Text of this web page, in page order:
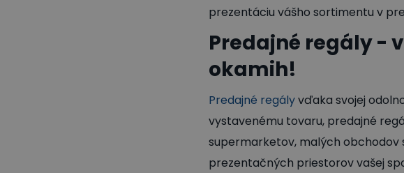
prezentáciu vášho sortimentu v
Predajné regály-
okamih!
Predajné regályvďaka svojej
vystavenému tovaru, predajné
supermarketov, malých obchodov
prezentačných priestorov vašej